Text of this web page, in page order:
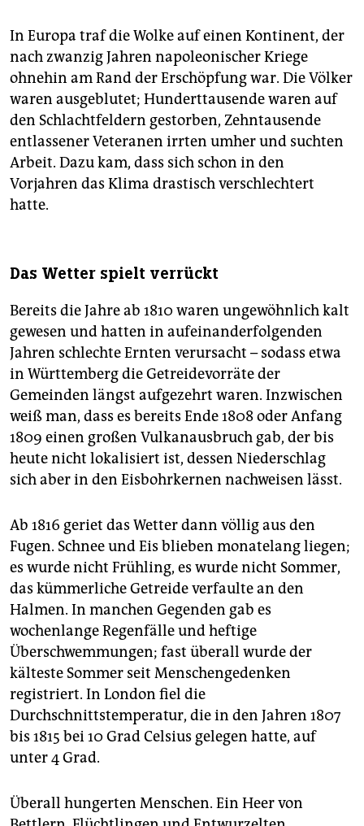
In Europa traf die Wolke auf einen Kontinent, der
nach zwanzig Jahren napoleonischer Kriege
ohnehin am Rand der Erschöpfung war. Die Völker
waren ausgeblutet; Hunderttausende waren auf
den Schlachtfeldern gestorben, Zehntausende
entlassener Veteranen irrten umher und suchten
Arbeit. Dazu kam, dass sich schon in den
Vorjahren das Klima drastisch verschlechtert
hatte.
Das Wetter spielt verrückt
Bereits die Jahre ab 1810 waren ungewöhnlich kalt
gewesen und hatten in aufeinanderfolgenden
Jahren schlechte Ernten verursacht – sodass etwa
in Württemberg die Getreidevorräte der
Gemeinden längst aufgezehrt waren. Inzwischen
weiß man, dass es bereits Ende 1808 oder Anfang
1809 einen großen Vulkanausbruch gab, der bis
heute nicht lokalisiert ist, dessen Niederschlag
sich aber in den Eisbohrkernen nachweisen lässt.
Ab 1816 geriet das Wetter dann völlig aus den
Fugen. Schnee und Eis blieben monatelang liegen;
es wurde nicht Frühling, es wurde nicht Sommer,
das kümmerliche Getreide verfaulte an den
Halmen. In manchen Gegenden gab es
wochenlange Regenfälle und heftige
Überschwemmungen; fast überall wurde der
kälteste Sommer seit Menschengedenken
registriert. In London fiel die
Durchschnittstemperatur, die in den Jahren 1807
bis 1815 bei 10 Grad Celsius gelegen hatte, auf
unter 4 Grad.
Überall hungerten Menschen. Ein Heer von